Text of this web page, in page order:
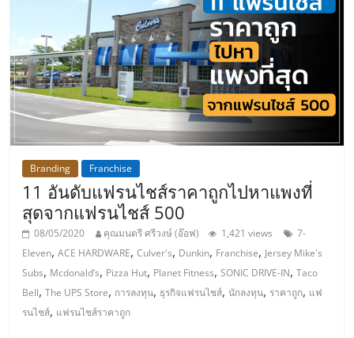
ไชส์
ขาย
หน้า
บ้าน
ลงทุน
น้อย
คืน
Branding Franchise
11 อันดับแฟรนไชส์ราคาถูกไปหาแพงที่
สุดจากแฟรนไชส์ 500
08/05/2020 คุณมนตรี ศรีวงษ์ (อ๊อฟ) 1,421 views
7-
Eleven,ACE HARDWARE,Culver's, Dunkin, Franchise, Jersey Mike's
Subs, Mcdonald’s, Pizza Hut, Planet Fitness,SONIC DRIVE-IN,Taco
Bell,The UPS Store, การลงทุน, ธุรกิจแฟรนไชส์,นักลงทุน, ราคาถูก, แฟ
รนไชส์, แฟรนไชส์ราคาถูก